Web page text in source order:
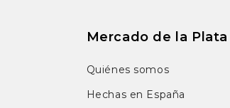
Mercado de la Plata
Quiénes somos
Hechas en España